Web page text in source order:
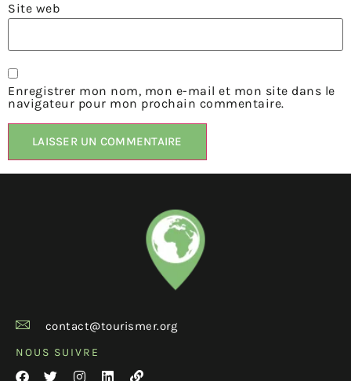
Site web
Enregistrer mon nom, mon e-mail et mon site dans le
navigateur pour mon prochain commentaire.
contact@tourismer.org
NOUS SUIVRE